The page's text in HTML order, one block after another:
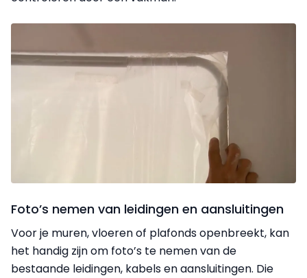
Foto’s nemen van leidingen en aansluitingen
Voor je muren, vloeren of plafonds openbreekt, kan
het handig zijn om foto’s te nemen van de
bestaande leidingen, kabels en aansluitingen. Die